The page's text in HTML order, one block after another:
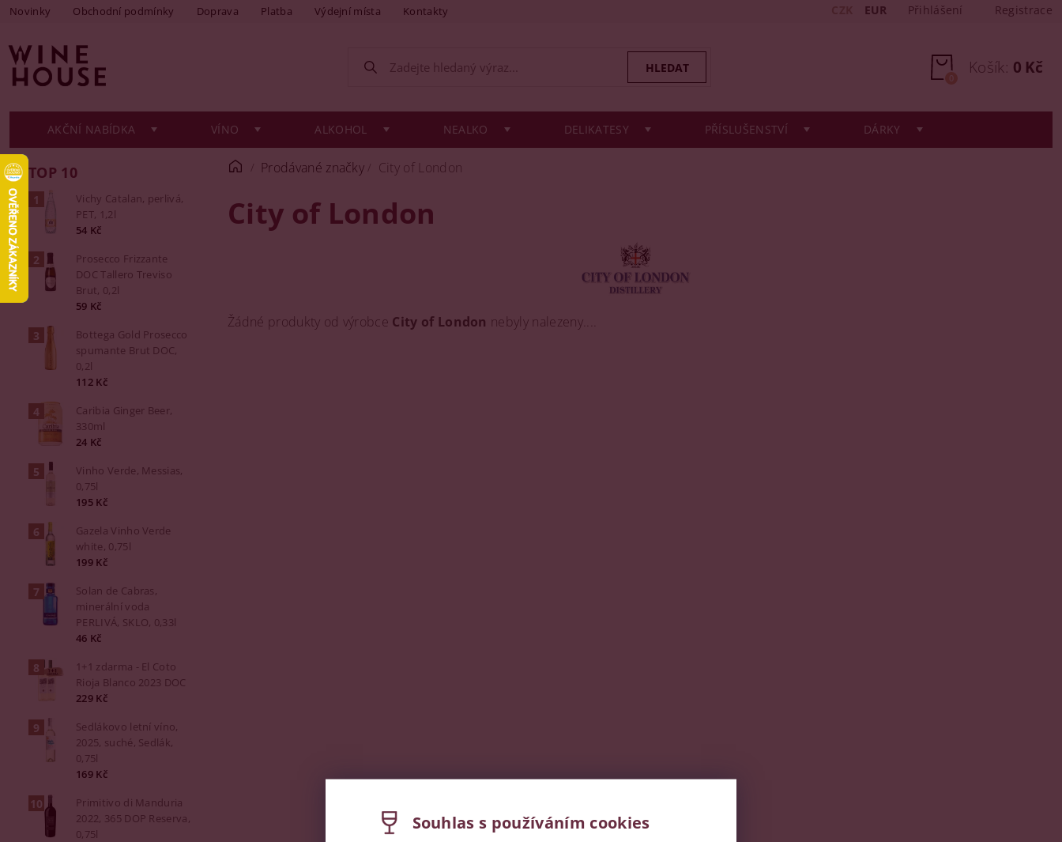
Novinky Obchodní podmínky Doprava Platba Výdejní místa Kontakty EUR Přihlášení Registrace
Košík: 0 Kč
0
AKČNÍ NABÍDKA VÍNO ALKOHOL NEALKO DELIKATESY PŘÍSLUŠENSTVÍ DÁRKY
TOP 10
Vichy Catalan, perlivá,
PET, 1,2l
54 Kč
Prosecco Frizzante
DOC Tallero Treviso
Brut, 0,2l
59 Kč
Bottega Gold Prosecco
spumante Brut DOC,
0,2l
112 Kč
Caribia Ginger Beer,
330ml
24 Kč
Vinho Verde, Messias,
0,75l
195 Kč
Gazela Vinho Verde
white, 0,75l
199 Kč
Solan de Cabras,
minerální voda
PERLIVÁ, SKLO, 0,33l
46 Kč
1+1 zdarma - El Coto
Rioja Blanco 2023 DOC
229 Kč
Sedlákovo letní víno,
2025, suché, Sedlák,
0,75l
169 Kč
Primitivo di Manduria
2022, 365 DOP Reserva,
0,75l
Prodávané značky City of London
City of London
Žádné produkty od výrobce City of London nebyly nalezeny....
Souhlas s používáním cookies